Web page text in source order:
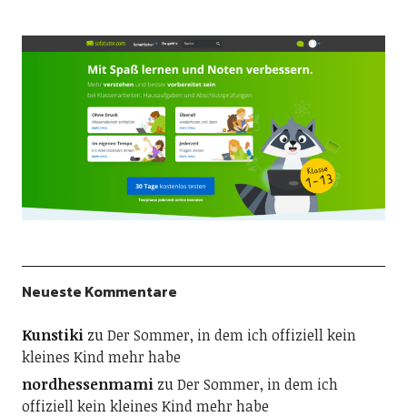
Neueste Kommentare
KunstikizuDer Sommer, in dem ich offiziell kein
kleines Kind mehr habe
nordhessenmamizuDer Sommer, in dem ich
offiziell kein kleines Kind mehr habe